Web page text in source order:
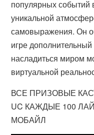
популярных событий
уникальной
самовыражения. Он
игре
насладиться миром
виртуальной
ВСЕ ПРИЗОВЫЕ
UC КАЖДЫЕ 100
МОБАЙЛ